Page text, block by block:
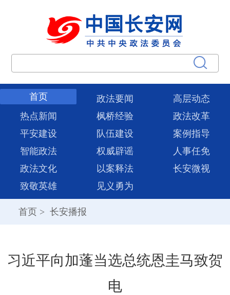
首页 政法要闻
高层动态
热点新闻
枫桥经验
政法改革
平安建设
队伍建设
案例指导
智能政法
权威辟谣
人事任免
政法文化
以案释法
长安微视
致敬英雄
见义勇为
首页 > 长安播报
习近平向加蓬当选总统恩圭马致贺
电